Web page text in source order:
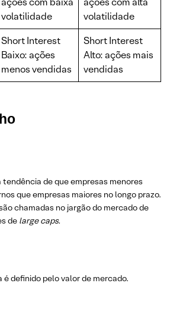
volatilidade
volatilidade
Short Interest
Baixo: ações
menos vendidas
Short Interest
Alto: ações mais
vendidas
tendência de que empresas menores
que empresas maiores no longo prazo.
chamadas no jargão do mercado de
de large caps.
é definido pelo valor de mercado.